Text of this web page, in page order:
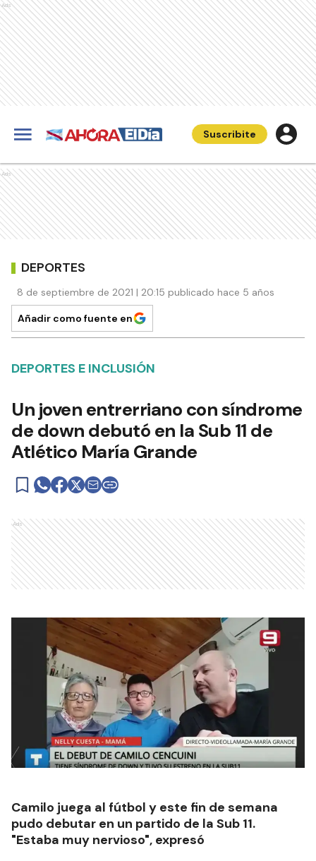
Ads
Suscribite
Ads
DEPORTES
8 de septiembre de 2021 | 20:15 publicado hace 5 años
Añadir como fuente en
DEPORTES E INCLUSIÓN
Un joven entrerriano con síndrome
de down debutó en la Sub 11 de
Atlético María Grande
Ads
Camilo juega al fútbol y este fin de semana
pudo debutar en un partido de la Sub 11.
"Estaba muy nervioso", expresó